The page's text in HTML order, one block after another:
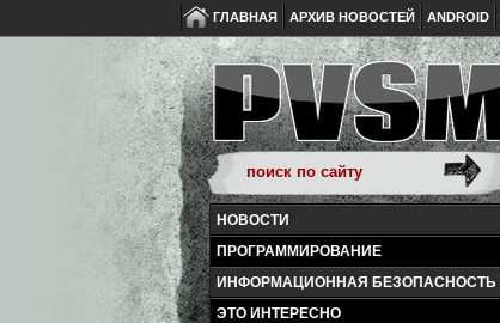
ГЛАВНАЯ АРХИВ НОВОСТЕЙ ANDROID
НОВОСТИ
ПРОГРАММИРОВАНИЕ
ИНФОРМАЦИОННАЯ БЕЗОПАСНОСТЬ
ЭТО ИНТЕРЕСНО